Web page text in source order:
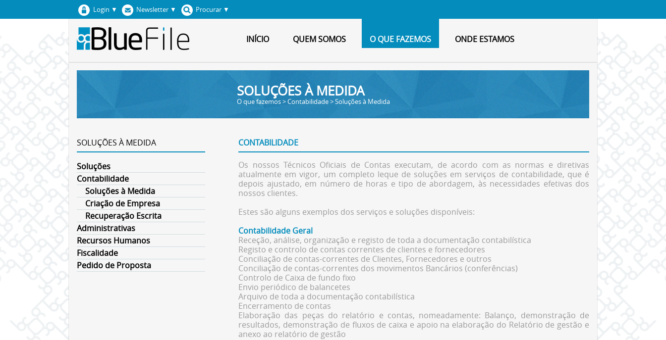
Login ▼ Newsletter ▼ Procurar ▼
INÍCIO QUEM SOMOS O QUE FAZEMOS ONDE ESTAMOS
SOLUÇÕES À MEDIDA
O que fazemos > Contabilidade > Soluções à Medida
SOLUÇÕES À MEDIDA
Soluções
Contabilidade
Soluções à Medida
Criação de Empresa
Recuperação Escrita
Administrativas
Recursos Humanos
Fiscalidade
Pedido de Proposta
CONTABILIDADE
Os nossos Técnicos Oficiais de Contas executam, de acordo com as normas e diretivas
atualmente em vigor, um completo leque de soluções em serviços de contabilidade, que é
depois ajustado, em número de horas e tipo de abordagem, às necessidades efetivas dos
nossos clientes.
Estes são alguns exemplos dos serviços e soluções disponíveis:
Contabilidade Geral
Receção, análise, organização e registo de toda a documentação contabilística
Registo e controlo de contas correntes de clientes e fornecedores
Conciliação de contas-correntes de Clientes, Fornecedores e outros
Conciliação de contas-correntes dos movimentos Bancários (conferências)
Controlo de Caixa de fundo fixo
Envio periódico de balancetes
Arquivo de toda a documentação contabilística
Encerramento de contas
Elaboração das peças do relatório e contas, nomeadamente: Balanço, demonstração de
resultados, demonstração de fluxos de caixa e apoio na elaboração do Relatório de gestão e
anexo ao relatório de gestão